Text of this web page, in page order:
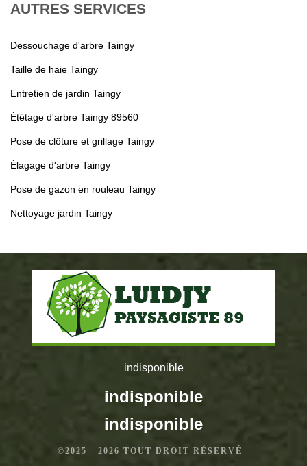
AUTRES SERVICES
Dessouchage d'arbre Taingy
Taille de haie Taingy
Entretien de jardin Taingy
Étêtage d'arbre Taingy 89560
Pose de clôture et grillage Taingy
Élagage d'arbre Taingy
Pose de gazon en rouleau Taingy
Nettoyage jardin Taingy
indisponible
indisponible
indisponible
©2025 - 2026 TOUT DROIT RÉSERVÉ -